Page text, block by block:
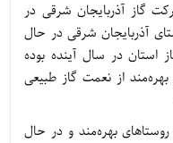
گاز آذربایجان شرقی در
گفت: گازرسانی به 350 روستای آذربایجان شرقی در حال
استان در سال آینده بوده
از نعمت گاز طبیعی
بهره‌مند و در حال